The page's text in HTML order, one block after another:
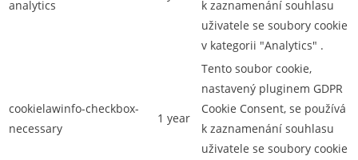
analytics
k zaznamenání souhlasu
uživatele se soubory cookie
v kategorii "Analytics" .
cookielawinfo-checkbox-
necessary
1 year
Tento soubor cookie,
nastavený pluginem GDPR
Cookie Consent, se používá
k zaznamenání souhlasu
uživatele se soubory cookie